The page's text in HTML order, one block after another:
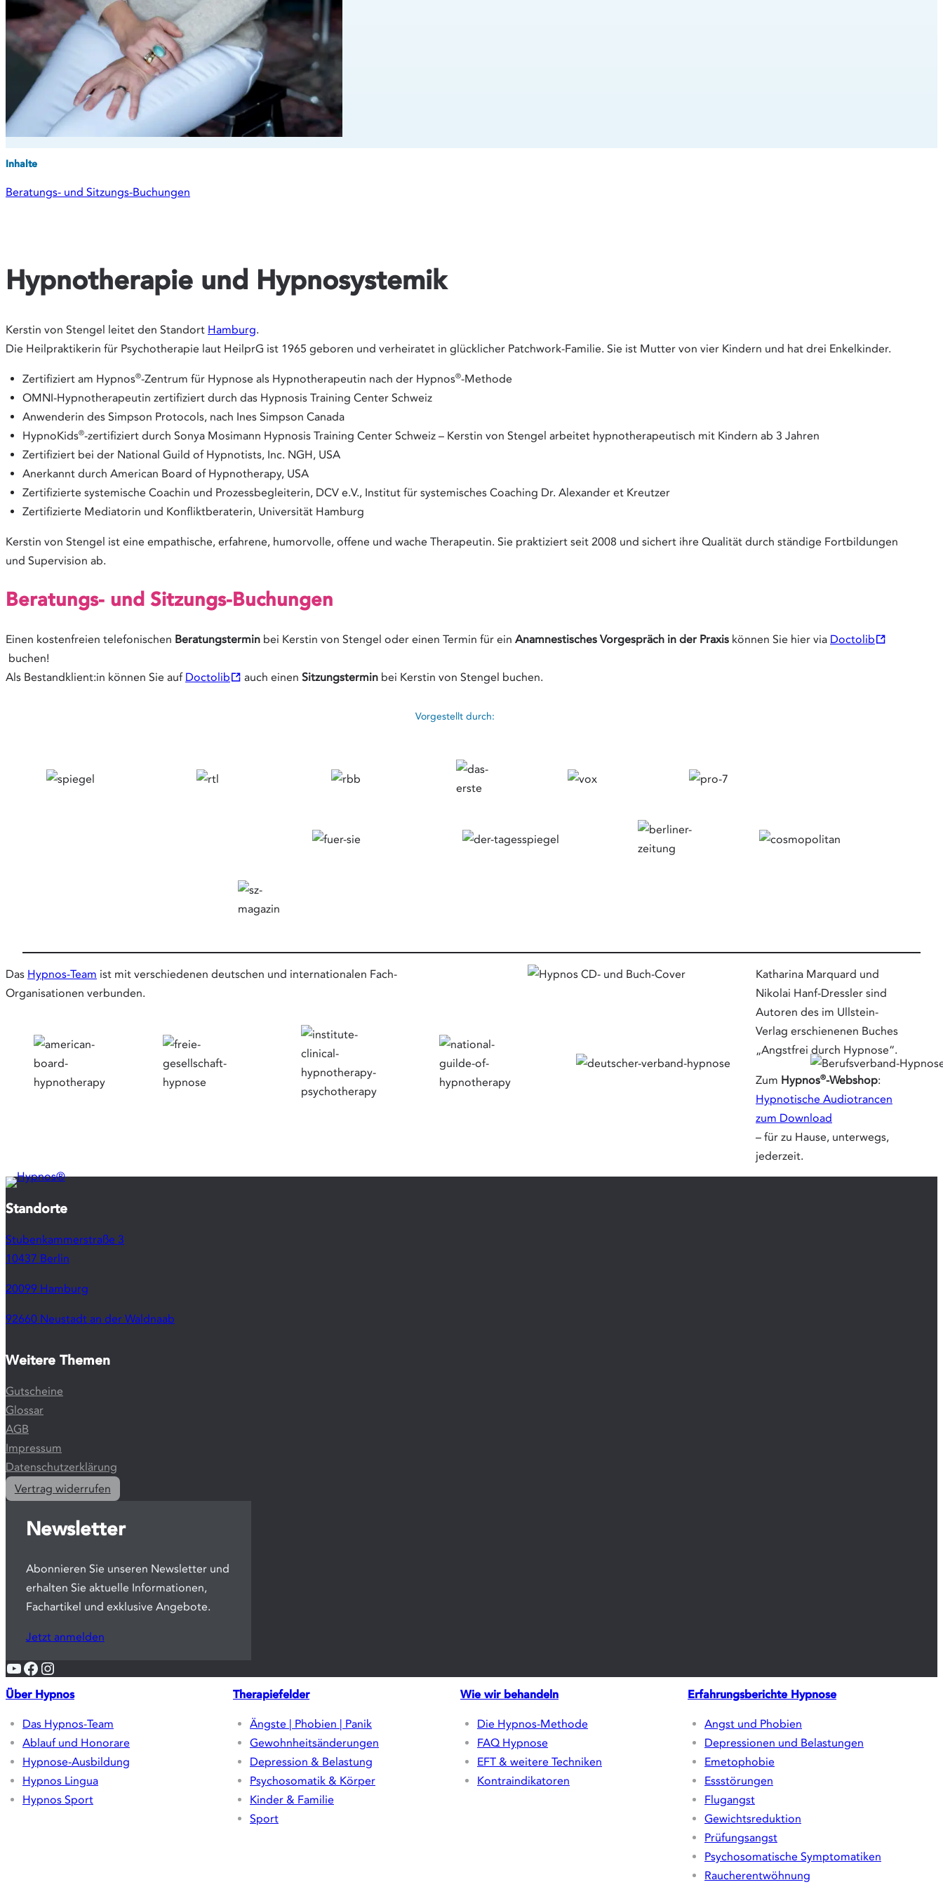
Inhalte
Beratungs- und Sitzungs-Buchungen
Hypnotherapie und Hypnosystemik
Kerstin von Stengel leitet den Standort Hamburg.
Die Heilpraktikerin für Psychotherapie laut HeilprG ist 1965 geboren und verheiratet in glücklicher Patchwork-Familie. Sie ist Mutter von vier Kindern und hat drei Enkelkinder.
Zertifiziert am Hypnos®-Zentrum für Hypnose als Hypnotherapeutin nach der Hypnos®-Methode
OMNI-Hypnotherapeutin zertifiziert durch das Hypnosis Training Center Schweiz
Anwenderin des Simpson Protocols, nach Ines Simpson Canada
HypnoKids®-zertifiziert durch Sonya Mosimann Hypnosis Training Center Schweiz – Kerstin von Stengel arbeitet hypnotherapeutisch mit Kindern ab 3 Jahren
Zertifiziert bei der National Guild of Hypnotists, Inc. NGH, USA
Anerkannt durch American Board of Hypnotherapy, USA
Zertifizierte systemische Coachin und Prozessbegleiterin, DCV e.V., Institut für systemisches Coaching Dr. Alexander et Kreutzer
Zertifizierte Mediatorin und Konfliktberaterin, Universität Hamburg
Kerstin von Stengel ist eine empathische, erfahrene, humorvolle, offene und wache Therapeutin. Sie praktiziert seit 2008 und sichert ihre Qualität durch ständige Fortbildungen
und Supervision ab.
Beratungs- und Sitzungs-Buchungen
Einen kostenfreien telefonischen Beratungstermin bei Kerstin von Stengel oder einen Termin für ein Anamnestisches Vorgespräch in der Praxis können Sie hier via Doctolib
Öffnet
buchen!
Als Bestandklient:in können Sie auf Doctolib
Öffnet
auch einen Sitzungstermin bei Kerstin von Stengel buchen.
Vorgestellt durch:
Das Hypnos-Team ist mit verschiedenen deutschen und internationalen Fach-
Organisationen verbunden.
Katharina Marquard und
Nikolai Hanf-Dressler sind
Autoren des im Ullstein-
Verlag erschienenen Buches
„Angstfrei durch Hypnose“.
Zum Hypnos®-Webshop:
Hypnotische Audiotrancen
zum Download
– für zu Hause, unterwegs,
jederzeit.
Standorte
Stubenkammerstraße 3
10437 Berlin
20099 Hamburg
92660 Neustadt an der Waldnaab
Weitere Themen
Gutscheine
Glossar
AGB
Impressum
Datenschutzerklärung
Vertrag widerrufen
Newsletter
Abonnieren Sie unseren Newsletter und
erhalten Sie aktuelle Informationen,
Fachartikel und exklusive Angebote.
Jetzt anmelden
YouTube
Facebook
Instagram
Über Hypnos
Das Hypnos-Team
Ablauf und Honorare
Hypnose-Ausbildung
Hypnos Lingua
Hypnos Sport
Therapiefelder
Ängste | Phobien | Panik
Gewohnheitsänderungen
Depression & Belastung
Psychosomatik & Körper
Kinder & Familie
Sport
Wie wir behandeln
Die Hypnos-Methode
FAQ Hypnose
EFT & weitere Techniken
Kontraindikatoren
ErfahrungsberichteHypnose
Angst und Phobien
Depressionen und Belastungen
Emetophobie
Essstörungen
Flugangst
Gewichtsreduktion
Prüfungsangst
Psychosomatische Symptomatiken
Raucherentwöhnung